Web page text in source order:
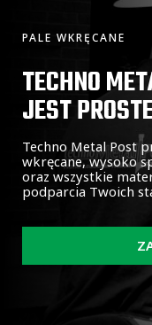
PALE WKRĘCANE
TECHNO
JEST
Techno Metal Post
wkręcane, wysoko
oraz wszystkie
podparcia Twoich